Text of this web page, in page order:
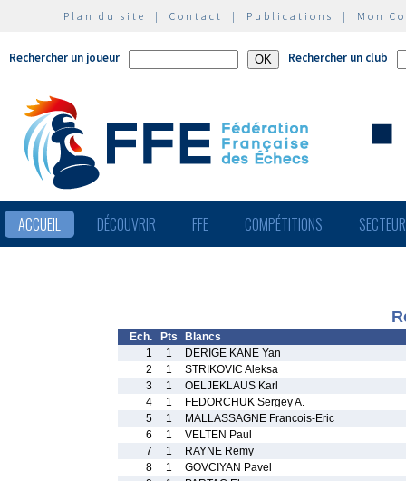
Plan du site | Contact | Publications | Mon
Rechercher un joueur Rechercher un club
ACCUEIL DÉCOUVRIR FFE COMPÉTITIONS
Ech. Pts
Blancs
1
1
DERIGE KANE Yan
2
1
STRIKOVIC Aleksa
3
1
OELJEKLAUS Karl
4
1
FEDORCHUK Sergey A.
5
1
MALLASSAGNE Francois-Eric
6
1
VELTEN Paul
7
1
RAYNE Remy
8
1
GOVCIYAN Pavel